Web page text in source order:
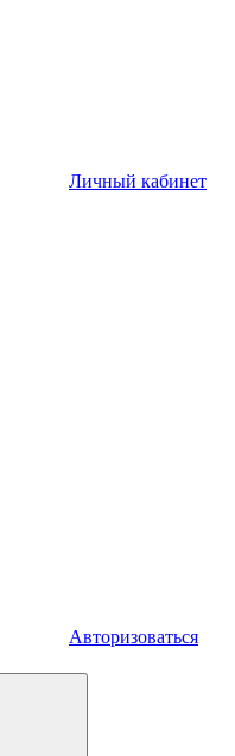
Личный кабинет
Авторизоваться